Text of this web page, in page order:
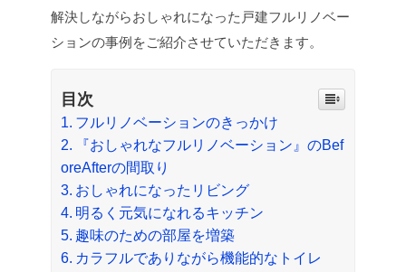
解決しながらおしゃれになった戸建フルリノベー
ションの事例をご紹介させていただきます。
目次
フルリノベーションのきっかけ
『おしゃれなフルリノベーション』のBef
oreAfterの間取り
おしゃれになったリビング
明るく元気になれるキッチン
趣味のための部屋を増築
カラフルでありながら機能的なトイレ